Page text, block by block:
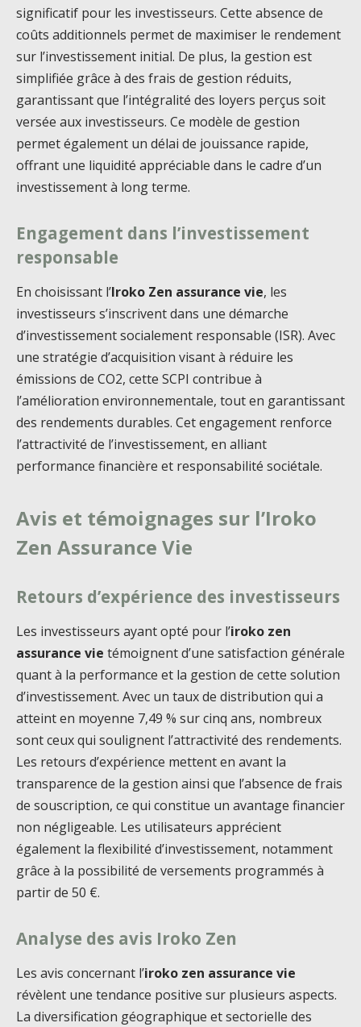
significatif pour les investisseurs. Cette absence de
coûts additionnels permet de maximiser le rendement
sur l’investissement initial. De plus, la gestion est
simplifiée grâce à des frais de gestion réduits,
garantissant que l’intégralité des loyers perçus soit
versée aux investisseurs. Ce modèle de gestion
permet également un délai de jouissance rapide,
offrant une liquidité appréciable dans le cadre d’un
investissement à long terme.
Engagement dans l’investissement
responsable
En choisissant l’Iroko Zen assurance vie, les
investisseurs s’inscrivent dans une démarche
d’investissement socialement responsable (ISR). Avec
une stratégie d’acquisition visant à réduire les
émissions de CO2, cette SCPI contribue à
l’amélioration environnementale, tout en garantissant
des rendements durables. Cet engagement renforce
l’attractivité de l’investissement, en alliant
performance financière et responsabilité sociétale.
Avis et témoignages sur l’Iroko
Zen Assurance Vie
Retours d’expérience des investisseurs
Les investisseurs ayant opté pour l’iroko zen
assurance vie témoignent d’une satisfaction générale
quant à la performance et la gestion de cette solution
d’investissement. Avec un taux de distribution qui a
atteint en moyenne 7,49 % sur cinq ans, nombreux
sont ceux qui soulignent l’attractivité des rendements.
Les retours d’expérience mettent en avant la
transparence de la gestion ainsi que l’absence de frais
de souscription, ce qui constitue un avantage financier
non négligeable. Les utilisateurs apprécient
également la flexibilité d’investissement, notamment
grâce à la possibilité de versements programmés à
partir de 50 €.
Analyse des avis Iroko Zen
Les avis concernant l’iroko zen assurance vie
révèlent une tendance positive sur plusieurs aspects.
La diversification géographique et sectorielle des